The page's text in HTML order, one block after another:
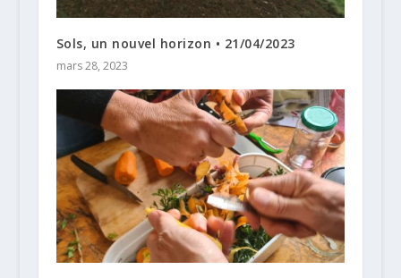
Sols, un nouvel horizon • 21/04/2023
mars 28, 2023